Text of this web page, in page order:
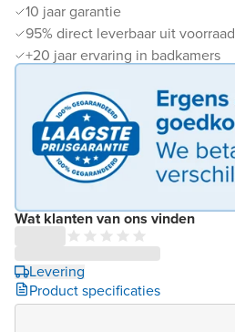
10 jaar garantie
95% direct leverbaar uit voorraad
+20 jaar ervaring in badkamers
Wat klanten van ons vinden
Levering
Product specificaties